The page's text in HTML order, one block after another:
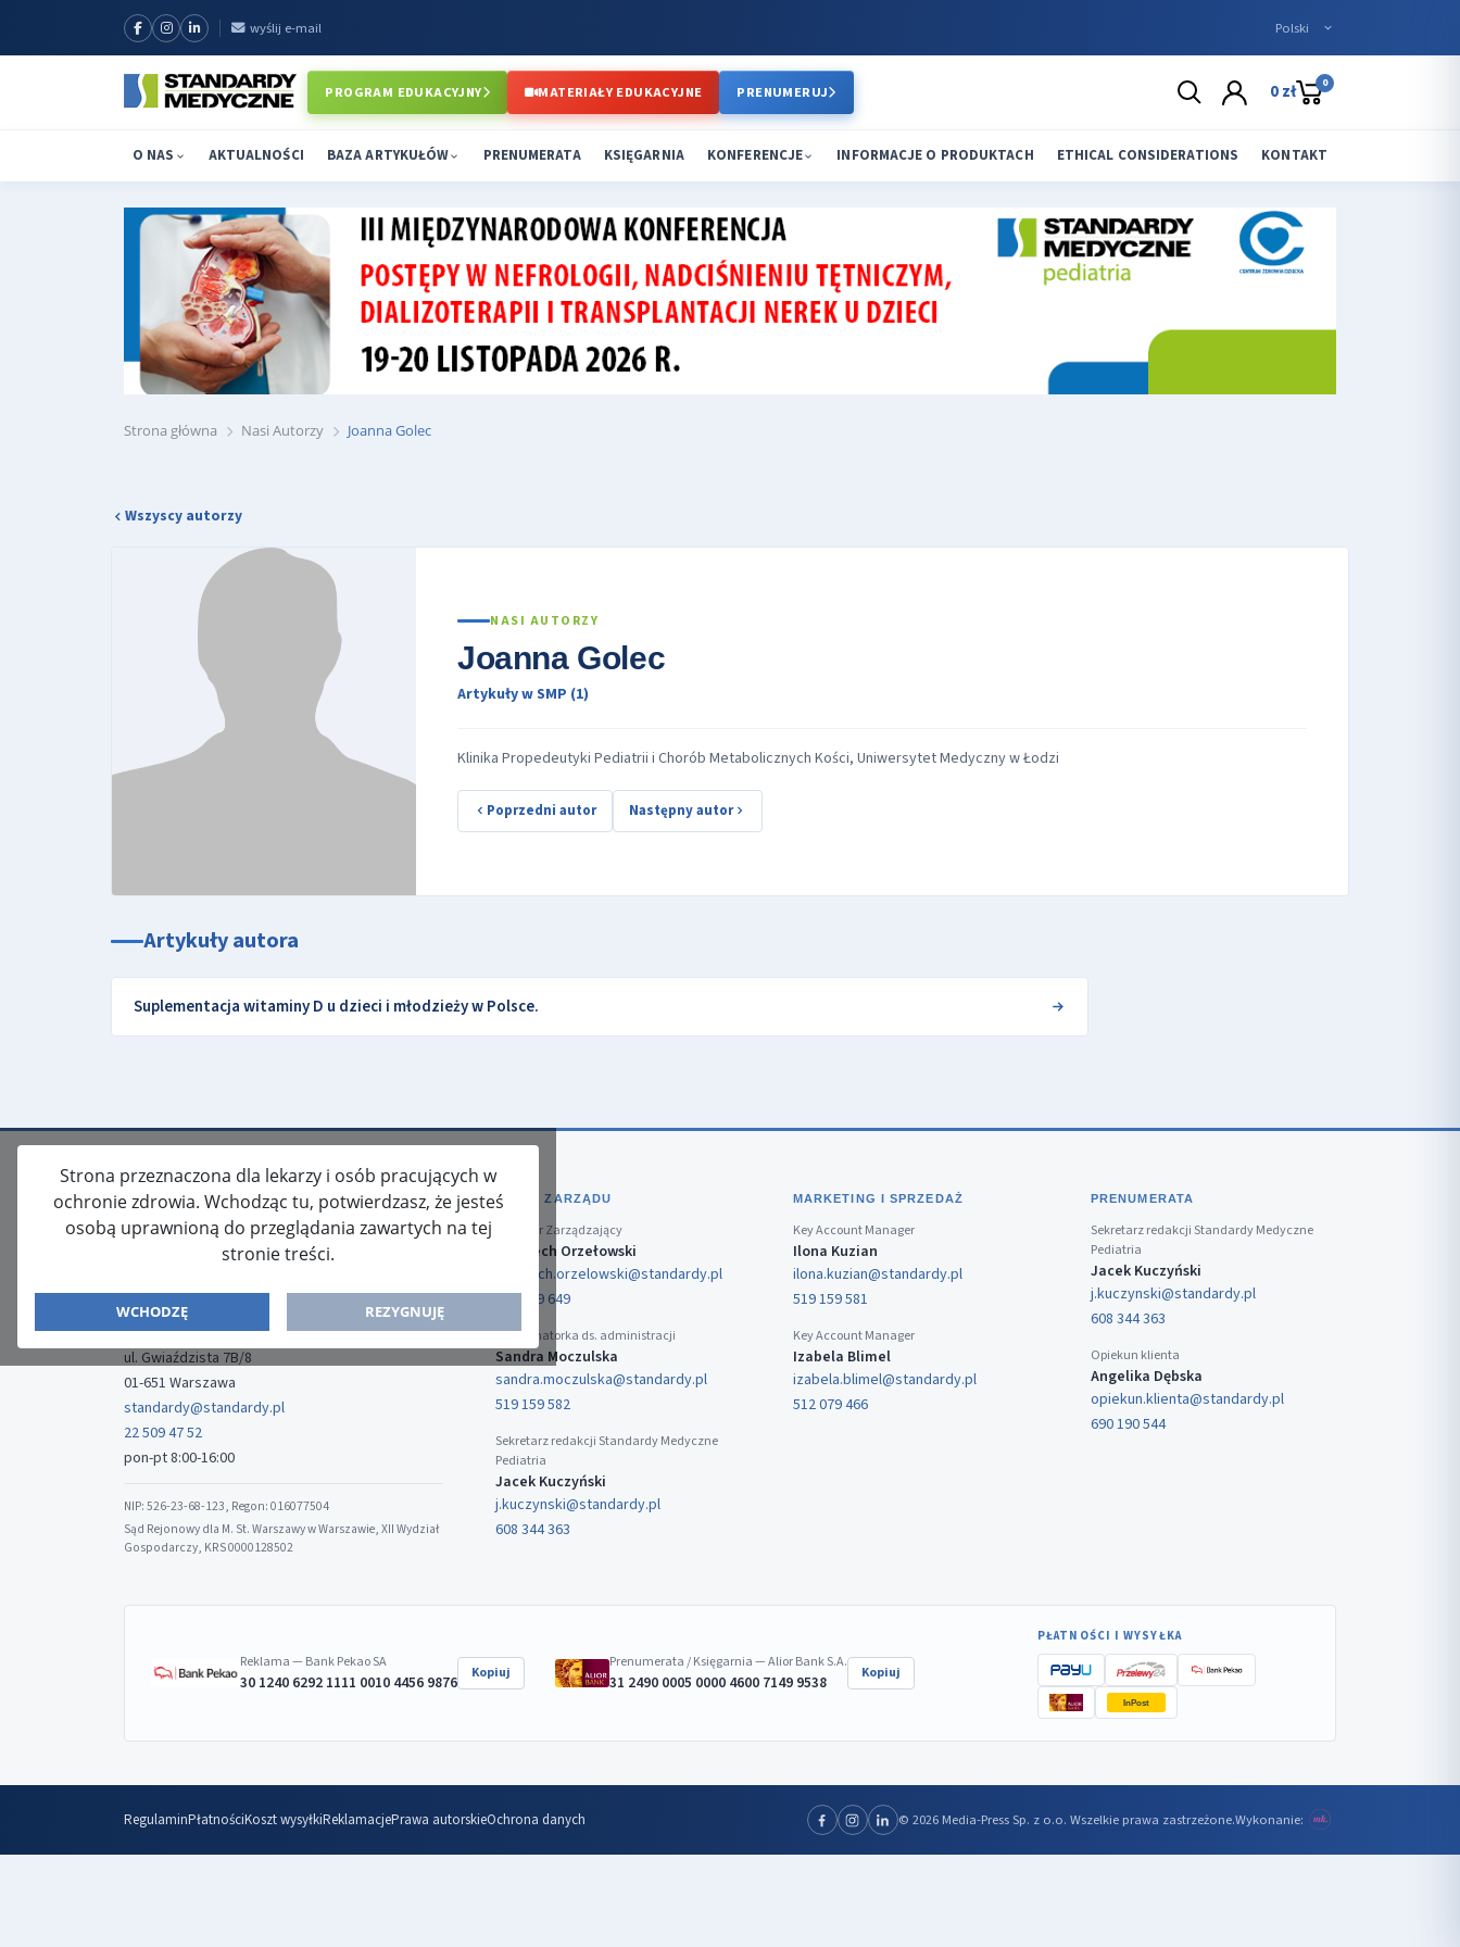
wyślij e-mail
PROGRAM EDUKACYJNY MATERIAŁY EDUKACYJNE PRENUMERUJ 0 zł 0
O NAS AKTUALNOŚCI BAZA ARTYKUŁÓW PRENUMERATA KSIĘGARNIA KONFERENCJE INFORMACJE O PRODUKTACH ETHICAL CONSIDERATIONS KONTAKT
Strona główna Nasi Autorzy Joanna Golec
Wszyscy autorzy
NASI AUTORZY
Joanna Golec
Artykuły w SMP (1)
Klinika Propedeutyki Pediatrii i Chorób Metabolicznych Kości, Uniwersytet Medyczny w Łodzi
Poprzedni autor Następny autor
Artykuły autora
Suplementacja witaminy D u dzieci i młodzieży w Polsce.
Strona przeznaczona dla lekarzy i osób pracujących w
ochronie zdrowia. Wchodząc tu, potwierdzasz, że jesteś
osobą uprawnioną do przeglądania zawartych na tej
stronie treści.
WCHODZĘ REZYGNUJĘ
ISSN: 2080-5438
Media-Press Sp. z o.o.
ul. Gwiaździsta 7B/8
01-651 Warszawa
standardy@standardy.pl
22 509 47 52
pon-pt 8:00-16:00
NIP: 526-23-68-123, Regon: 016077504
Sąd Rejonowy dla M. St. Warszawy w Warszawie, XII Wydział
Gospodarczy, KRS 0000128502
BIURO ZARZĄDU
Dyrektor Zarządzający
Wojciech Orzełowski
wojciech.orzelowski@standardy.pl
519 159 649
Koordynatorka ds. administracji
Sandra Moczulska
sandra.moczulska@standardy.pl
519 159 582
Sekretarz redakcji Standardy Medyczne
Pediatria
Jacek Kuczyński
j.kuczynski@standardy.pl
608 344 363
MARKETING I SPRZEDAŻ
Key Account Manager
Ilona Kuzian
ilona.kuzian@standardy.pl
519 159 581
Key Account Manager
Izabela Blimel
izabela.blimel@standardy.pl
512 079 466
PRENUMERATA
Sekretarz redakcji Standardy Medyczne
Pediatria
Jacek Kuczyński
j.kuczynski@standardy.pl
608 344 363
Opiekun klienta
Angelika Dębska
opiekun.klienta@standardy.pl
690 190 544
Reklama — Bank Pekao SA
30 1240 6292 1111 0010 4456 9876 Kopiuj
Prenumerata / Księgarnia — Alior Bank S.A.
31 2490 0005 0000 4600 7149 9538 Kopiuj
PŁATNOŚCI I WYSYŁKA
InPost
RegulaminPłatnościKoszt wysyłkiReklamacjePrawa autorskieOchrona danych © 2026 Media-Press Sp. z o.o. Wszelkie prawa zastrzeżone.Wykonanie: